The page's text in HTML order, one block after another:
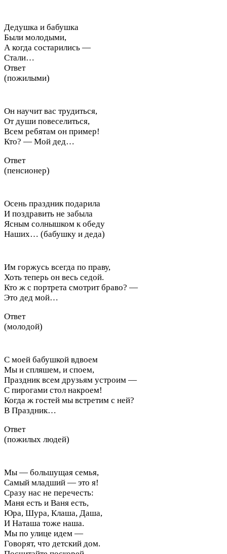
Дедушка и бабушка
Были молодыми,
А когда состарились —
Стали…
Ответ
(пожилыми)
Он научит вас трудиться,
От души повеселиться,
Всем ребятам он пример!
Кто? — Мой дед…
Ответ
(пенсионер)
Осень праздник подарила
И поздравить не забыла
Ясным солнышком к обеду
Наших… (бабушку и деда)
Им горжусь всегда по праву,
Хоть теперь он весь седой.
Кто ж с портрета смотрит браво? —
Это дед мой…
Ответ
(молодой)
С моей бабушкой вдвоем
Мы и спляшем, и споем,
Праздник всем друзьям устроим —
С пирогами стол накроем!
Когда ж гостей мы встретим с ней?
В Праздник…
Ответ
(пожилых людей)
Мы — большущая семья,
Самый младший — это я!
Сразу нас не перечесть:
Маня есть и Ваня есть,
Юра, Шура, Клаша, Даша,
И Наташа тоже наша.
Мы по улице идем —
Говорят, что детский дом.